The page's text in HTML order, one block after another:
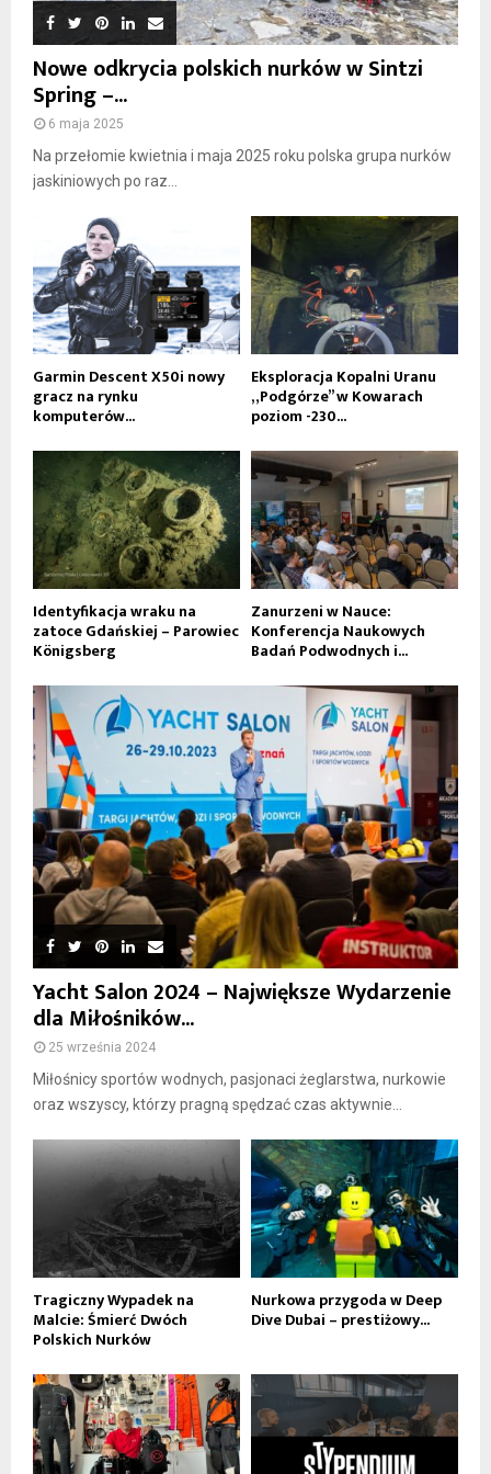
Nowe odkrycia polskich nurków w Sintzi
Spring –...
6 maja 2025
Na przełomie kwietnia i maja 2025 roku polska grupa nurków
jaskiniowych po raz...
Garmin Descent X50i nowy
gracz na rynku
komputerów...
Eksploracja Kopalni Uranu
„Podgórze” w Kowarach
poziom -230...
Identyfikacja wraku na
zatoce Gdańskiej – Parowiec
Königsberg
Zanurzeni w Nauce:
Konferencja Naukowych
Badań Podwodnych i...
Yacht Salon 2024 – Największe Wydarzenie
dla Miłośników...
25 września 2024
Miłośnicy sportów wodnych, pasjonaci żeglarstwa, nurkowie
oraz wszyscy, którzy pragną spędzać czas aktywnie...
Tragiczny Wypadek na
Malcie: Śmierć Dwóch
Polskich Nurków
Nurkowa przygoda w Deep
Dive Dubai – prestiżowy...